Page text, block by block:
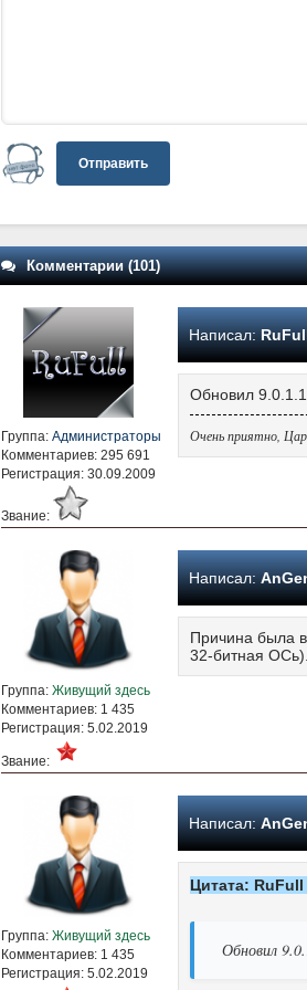
Отправить
Комментарии (101)
Группа: Администраторы
Комментариев: 295 691
Регистрация: 30.09.2009
Звание:
Написал:
Обновил
Очень приятно,
Группа: Живущий здесь
Комментариев: 1 435
Регистрация: 5.02.2019
Звание:
Написал:
Причина была
32-битная
Группа: Живущий здесь
Комментариев: 1 435
Регистрация: 5.02.2019
Написал:
Цитата: RuFull
Обновил